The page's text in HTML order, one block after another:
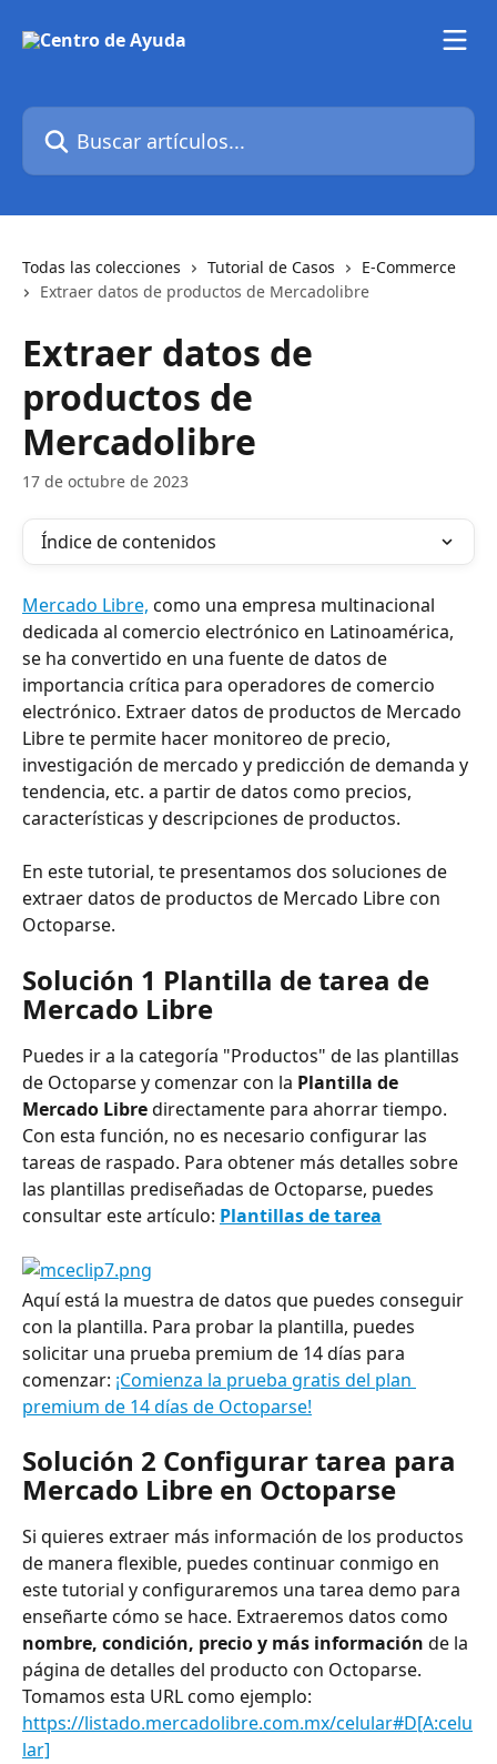
Buscar artículos...
Todas las colecciones Tutorial de Casos
E-Commerce
Extraer datos de productos de Mercadolibre
Extraer datos de
productos de
Mercadolibre
17 de octubre de 2023
Índice de contenidos
Mercado Libre, como una empresa multinacional
dedicada al comercio electrónico en Latinoamérica,
se ha convertido en una fuente de datos de
importancia crítica para operadores de comercio
electrónico. Extraer datos de productos de Mercado
Libre te permite hacer monitoreo de precio,
investigación de mercado y predicción de demanda y
tendencia, etc. a partir de datos como precios,
características y descripciones de productos.
En este tutorial, te presentamos dos soluciones de
extraer datos de productos de Mercado Libre con
Octoparse.
Solución 1 Plantilla de tarea de
Mercado Libre
Puedes ir a la categoría "Productos" de las plantillas
de Octoparse y comenzar con la Plantilla de
Mercado Libre directamente para ahorrar tiempo.
Con esta función, no es necesario configurar las
tareas de raspado. Para obtener más detalles sobre
las plantillas prediseñadas de Octoparse, puedes
consultar este artículo: Plantillas de tarea
Aquí está la muestra de datos que puedes conseguir
con la plantilla. Para probar la plantilla, puedes
solicitar una prueba premium de 14 días para
comenzar: ¡Comienza la prueba gratis del plan
premium de 14 días de Octoparse!
Solución 2 Configurar tarea para
Mercado Libre en Octoparse
Si quieres extraer más información de los productos
de manera flexible, puedes continuar conmigo en
este tutorial y configuraremos una tarea demo para
enseñarte cómo se hace. Extraeremos datos como
nombre, condición, precio y más información de la
página de detalles del producto con Octoparse.
Tomamos esta URL como ejemplo:
https://listado.mercadolibre.com.mx/celular#D[A:celu
lar]